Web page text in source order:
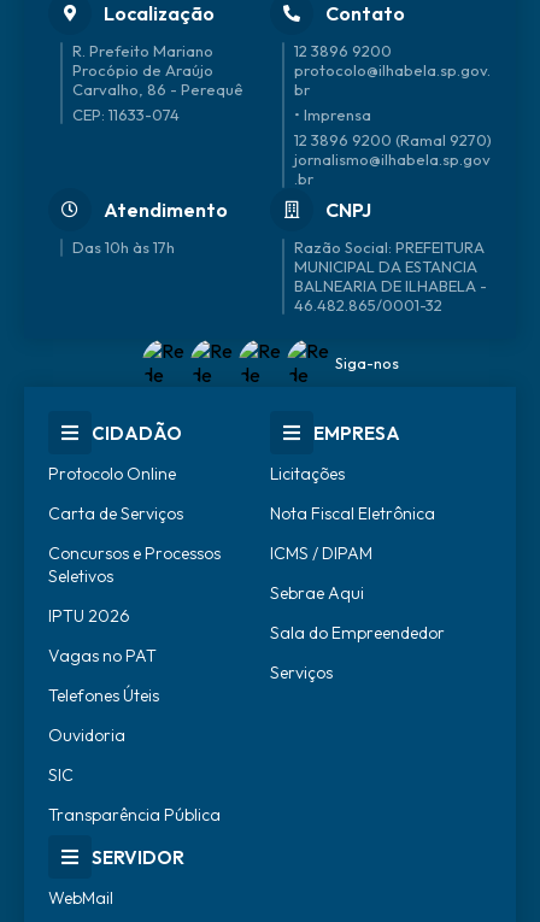
Localização
R. Prefeito Mariano
Procópio de Araújo
Carvalho, 86 - Perequê
CEP: 11633-074
Contato
12 3896 9200
protocolo@ilhabela.sp.gov.
br
• Imprensa
12 3896 9200 (Ramal 9270)
jornalismo@ilhabela.sp.gov
.br
Atendimento
Das 10h às 17h
CNPJ
46.482.865/0001-32
Siga-nos
CIDADÃO
Protocolo Online
Carta de Serviços
Concursos e Processos
Seletivos
IPTU 2026
Vagas no PAT
Telefones Úteis
Ouvidoria
SIC
Transparência Pública
EMPRESA
Licitações
Nota Fiscal Eletrônica
ICMS / DIPAM
Sebrae Aqui
Sala do Empreendedor
Serviços
SERVIDOR
WebMail